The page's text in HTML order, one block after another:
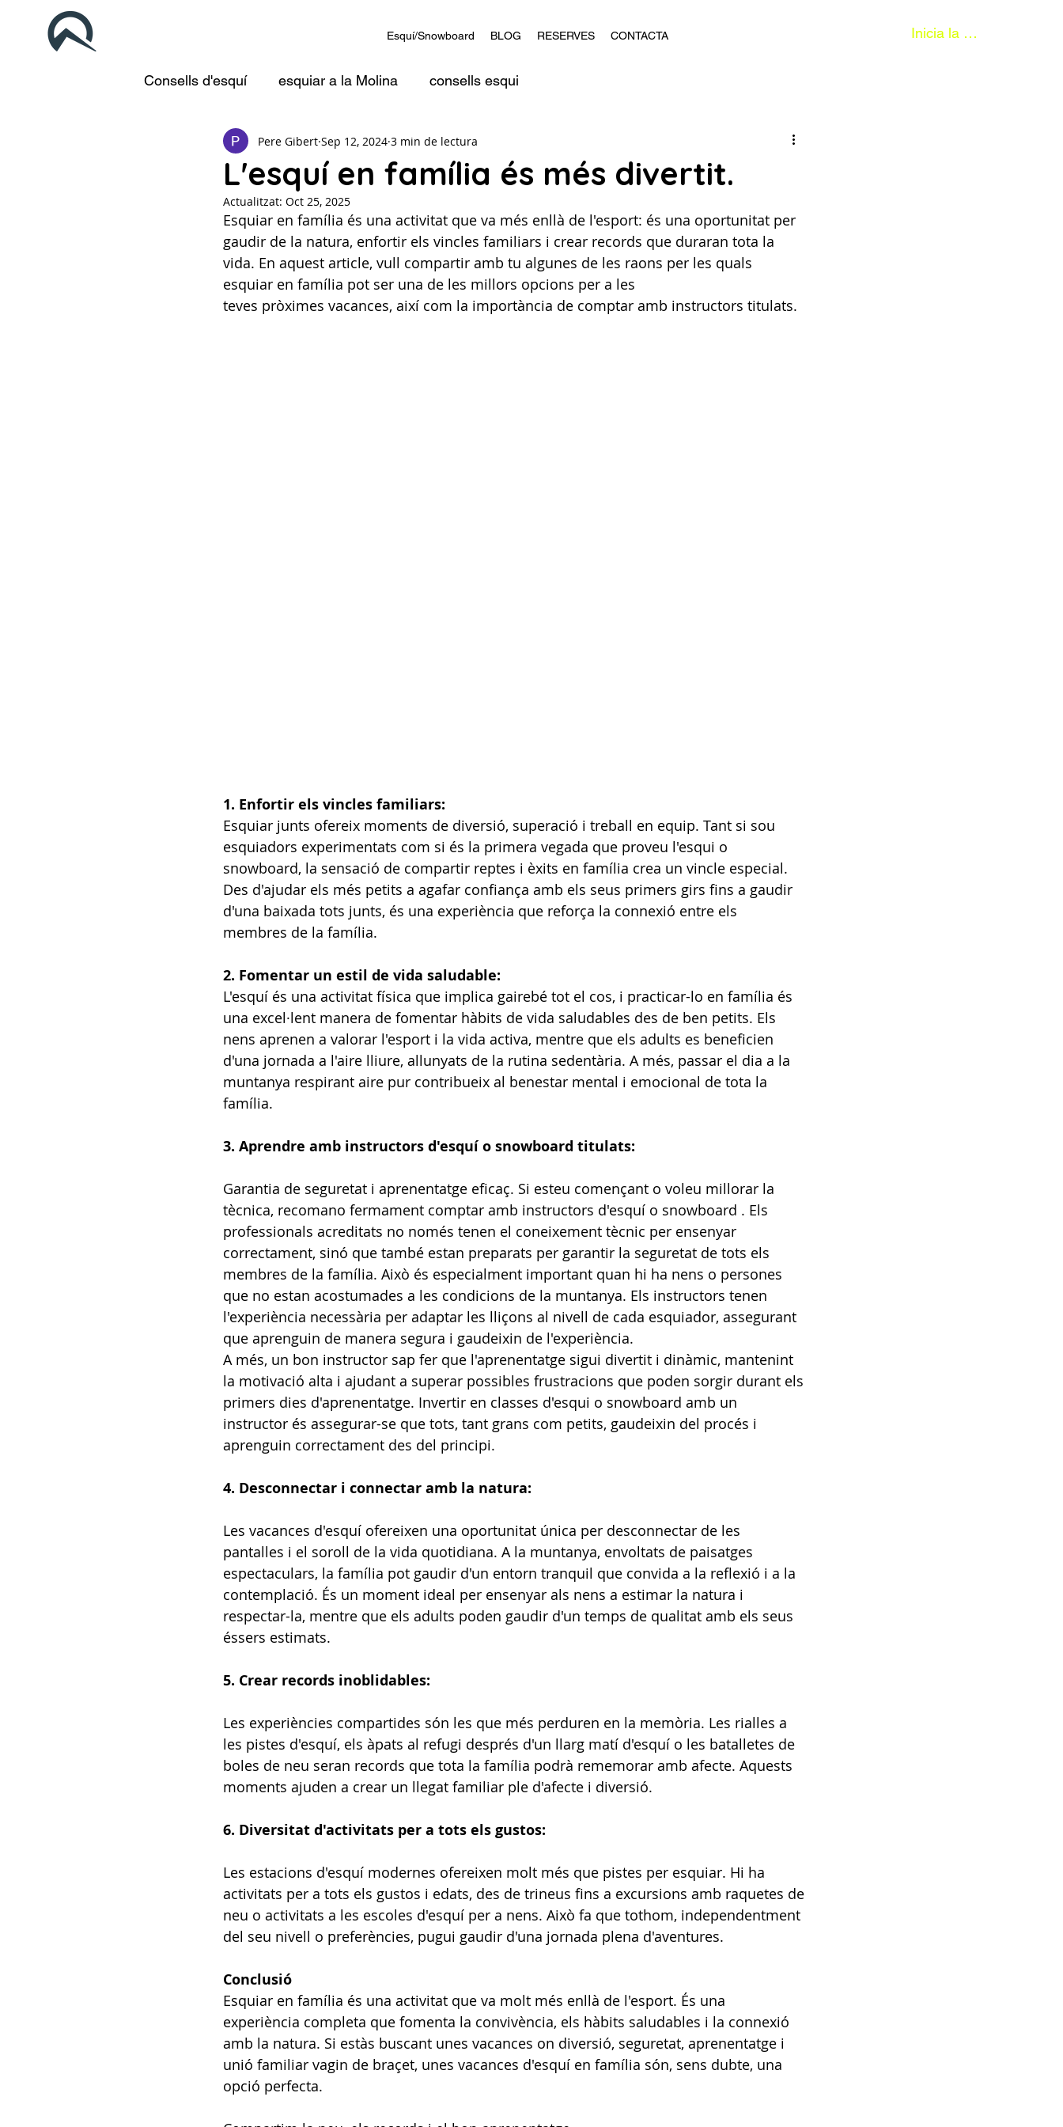
Esquí/Snowboard BLOG RESERVES CONTACTA Inicia la sessió
Consells d'esquí esquiar a la Molina consells esqui
L'esquí en família és més divertit.
Pere Gibert Sep 12, 2024 3 min de lectura
Actualitzat: Oct 25, 2025
Esquiar en família és una activitat que va més enllà de l'esport: és una oportunitat per
gaudir de la natura, enfortir els vincles familiars i crear records que duraran tota la
vida. En aquest article, vull compartir amb tu algunes de les raons per les quals
esquiar en família pot ser una de les millors opcions per a les
teves pròximes vacances, així com la importància de comptar amb instructors titulats.
1. Enfortir els vincles familiars:
Esquiar junts ofereix moments de diversió, superació i treball en equip. Tant si sou
esquiadors experimentats com si és la primera vegada que proveu l'esqui o
snowboard, la sensació de compartir reptes i èxits en família crea un vincle especial.
Des d'ajudar els més petits a agafar confiança amb els seus primers girs fins a gaudir
d'una baixada tots junts, és una experiència que reforça la connexió entre els
membres de la família.
2. Fomentar un estil de vida saludable:
L'esquí és una activitat física que implica gairebé tot el cos, i practicar-lo en família és
una excel·lent manera de fomentar hàbits de vida saludables des de ben petits. Els
nens aprenen a valorar l'esport i la vida activa, mentre que els adults es beneficien
d'una jornada a l'aire lliure, allunyats de la rutina sedentària. A més, passar el dia a la
muntanya respirant aire pur contribueix al benestar mental i emocional de tota la
família.
3. Aprendre amb instructors d'esquí o snowboard titulats:
Garantia de seguretat i aprenentatge eficaç. Si esteu començant o voleu millorar la
tècnica, recomano fermament comptar amb instructors d'esquí o snowboard . Els
professionals acreditats no només tenen el coneixement tècnic per ensenyar
correctament, sinó que també estan preparats per garantir la seguretat de tots els
membres de la família. Això és especialment important quan hi ha nens o persones
que no estan acostumades a les condicions de la muntanya. Els instructors tenen
l'experiència necessària per adaptar les lliçons al nivell de cada esquiador, assegurant
que aprenguin de manera segura i gaudeixin de l'experiència.
A més, un bon instructor sap fer que l'aprenentatge sigui divertit i dinàmic, mantenint
la motivació alta i ajudant a superar possibles frustracions que poden sorgir durant els
primers dies d'aprenentatge. Invertir en classes d'esqui o snowboard amb un
instructor és assegurar-se que tots, tant grans com petits, gaudeixin del procés i
aprenguin correctament des del principi.
4. Desconnectar i connectar amb la natura:
Les vacances d'esquí ofereixen una oportunitat única per desconnectar de les
pantalles i el soroll de la vida quotidiana. A la muntanya, envoltats de paisatges
espectaculars, la família pot gaudir d'un entorn tranquil que convida a la reflexió i a la
contemplació. És un moment ideal per ensenyar als nens a estimar la natura i
respectar-la, mentre que els adults poden gaudir d'un temps de qualitat amb els seus
éssers estimats.
5. Crear records inoblidables:
Les experiències compartides són les que més perduren en la memòria. Les rialles a
les pistes d'esquí, els àpats al refugi després d'un llarg matí d'esquí o les batalletes de
boles de neu seran records que tota la família podrà rememorar amb afecte. Aquests
moments ajuden a crear un llegat familiar ple d'afecte i diversió.
6. Diversitat d'activitats per a tots els gustos:
Les estacions d'esquí modernes ofereixen molt més que pistes per esquiar. Hi ha
activitats per a tots els gustos i edats, des de trineus fins a excursions amb raquetes de
neu o activitats a les escoles d'esquí per a nens. Això fa que tothom, independentment
del seu nivell o preferències, pugui gaudir d'una jornada plena d'aventures.
Conclusió
Esquiar en família és una activitat que va molt més enllà de l'esport. És una
experiència completa que fomenta la convivència, els hàbits saludables i la connexió
amb la natura. Si estàs buscant unes vacances on diversió, seguretat, aprenentatge i
unió familiar vagin de braçet, unes vacances d'esquí en família són, sens dubte, una
opció perfecta.